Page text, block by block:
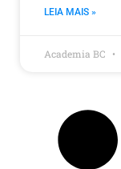
LEIA MAIS »
Academia BC